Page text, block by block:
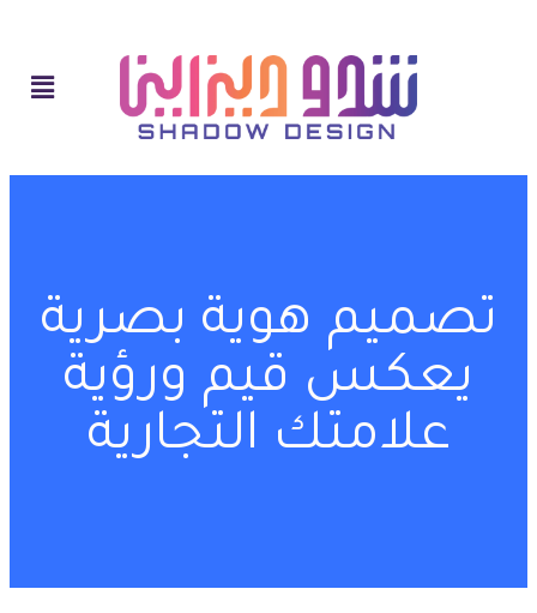
تصميم هوية بصرية
يعكس قيم ورؤية
علامتك التجارية